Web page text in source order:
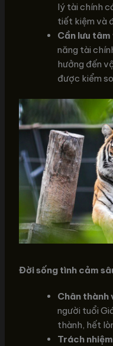
lý tài chính
tiết kiệm và
Cần lưu tâm
năng tài
hưởng đến
được kiểm
Đời sống tình cảm
Chân thành
người tuổi
thành, hết
Trách